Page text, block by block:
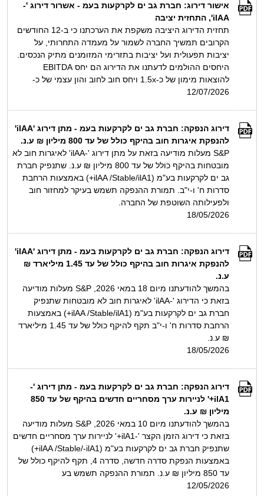
אישור דירוג: חברת גב ים לקרקעות בעמ - אשרור דירוג '-
ilAA', התחזית יציבה
תחזית הדירוג היציבה משקפת את הערכתנו כי ב-12 החודשים
הקרובים תמשיך החברה לשמור על מעמדה התחרותי, על
יציבות תפעולית ועל יציבות בתזרימי המזומנים מתיק הנכסים.
היחסים ההולמים לדעתנו את הדירוג הם יחס EBITDA
להוצאות מימון של כ-1.5x ויחס חוב לחוב והון עצמי של כ-
12/07/2026
דירוג הנפקה: חברת גב ים לקרקעות בעמ - מתן דירוג 'ilAA'
להנפקת איגרות חוב בהיקף כולל של עד 800 מיליון ₪ ע.נ.
S&P מעלות מודיעה בזאת על מתן דירוג '-ilAA' לאיגרות חוב לא
מובטחות בהיקף כולל של עד 800 מיליון ₪ ע.נ. שתנפיק חברת
גב ים לקרקעות בע"מ (ilAA /Stable/ilA1+) באמצעות הרחבת
סדרות ח' ו-י"ב. תמורת ההנפקה תשמש בעיקר למחזור חוב
ולפעילותה השוטפת של החברה.
18/05/2026
דירוג הנפקה: חברת גב ים לקרקעות בעמ - מתן דירוג 'ilAA'
להנפקת איגרות חוב בהיקף כולל של עד 1.45 מיליארד ₪
ע.נ.
בהמשך להודעתנו מיום 18 במאי 2026, S&P מעלות מודיעה
בזאת כי הדירוג '-ilAA' לאיגרות חוב לא מובטחות שתנפיק
חברת גב ים לקרקעות בע"מ (ilAA /Stable/ilA1+) באמצעות
הרחבת סדרות ח' ו-י"ב תקף להיקף כולל של עד 1.45 מיליארד
₪ ע.נ.
18/05/2026
דירוג הנפקה: חברת גב ים לקרקעות בעמ - מתן דירוג '-
ilA1+' לניירות ערך מסחריים חדשים בהיקף של עד 850
מיליון ₪ ע.נ.
בהמשך להודעתנו מיום 10 במאי 2026, S&P מעלות מודיעה
בזאת כי דירוג הזמן הקצר '-ilA1+' לניירות ערך מסחריים חדשים
שתנפיק חברת גב ים לקרקעות בע"מ (ilAA /Stable/-ilA1+)
באמצעות הנפקת סדרה חדשה, סדרה 4, תקף להיקף כולל של
עד 850 מיליון ₪ ע.נ. תמורת ההנפקה תשמש בע
12/05/2026